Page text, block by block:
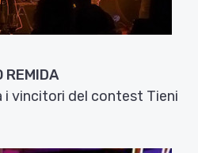
Cosa ha significato per
caro amore bello
Kikkombo Live a
Lauzi (2001).
REMIDA
i vincitori del contest Tieni